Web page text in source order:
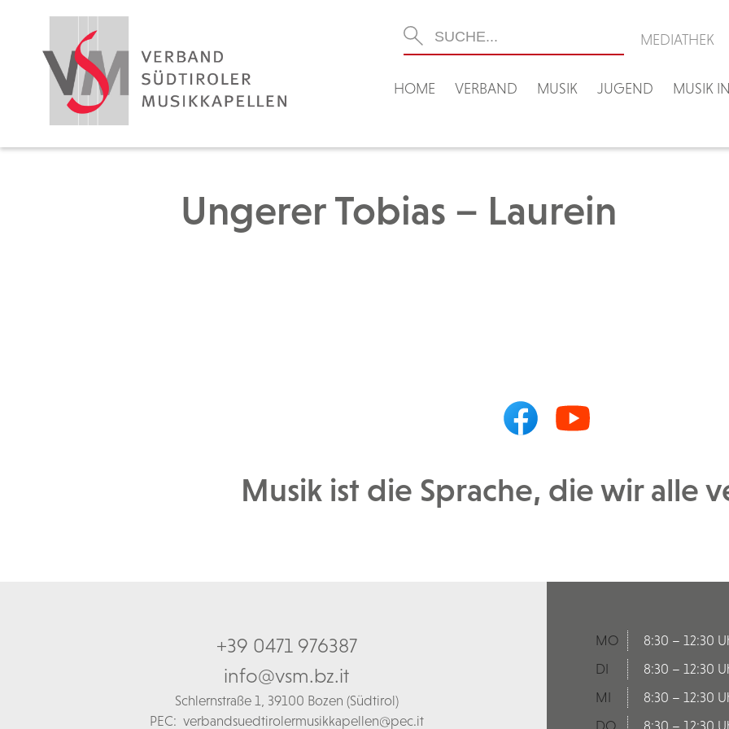
HOME VERBAND MUSIK JUGEND MUSIK
MEDIATHEK
Ungerer Tobias – Laurein
Musik ist die Sprache, die wir alle
+39 0471 976387
info@vsm.bz.it
Schlernstraße 1, 39100 Bozen (Südtirol)
PEC: verbandsuedtirolermusikkapellen@pec.it
MO
8:30 – 12:30
DI
8:30 – 12:30
MI
8:30 – 12:30
DO
8:30 – 12:30